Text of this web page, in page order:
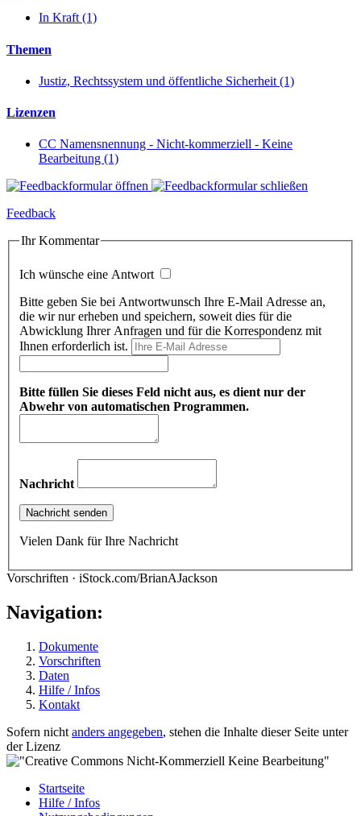
In Kraft (1)
Themen
Justiz, Rechtssystem und öffentliche Sicherheit (1)
Lizenzen
CC Namensnennung - Nicht-kommerziell - Keine
Bearbeitung (1)
Feedback
Ihr Kommentar
Ich wünsche eine Antwort
Bitte geben Sie bei Antwortwunsch Ihre E-Mail Adresse an,
die wir nur erheben und speichern, soweit dies für die
Abwicklung Ihrer Anfragen und für die Korrespondenz mit
Ihnen erforderlich ist.
Bitte füllen Sie dieses Feld nicht aus, es dient nur der
Abwehr von automatischen Programmen.
Nachricht
Vielen Dank für Ihre Nachricht
Vorschriften · iStock.com/BrianAJackson
Navigation:
Dokumente
Vorschriften
Daten
Hilfe / Infos
Kontakt
Sofern nicht anders angegeben, stehen die Inhalte dieser Seite unter
der Lizenz
Startseite
Hilfe / Infos